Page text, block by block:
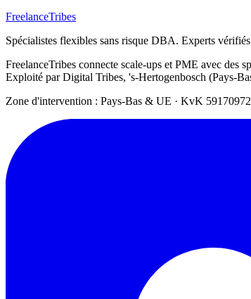
FreelanceTribes
Spécialistes flexibles sans risque DBA. Experts
FreelanceTribes connecte scale-ups et PME avec
Exploité par Digital Tribes, 's-Hertogenbosch (Pays-
Zone d'intervention : Pays-Bas & UE · KvK 59170972